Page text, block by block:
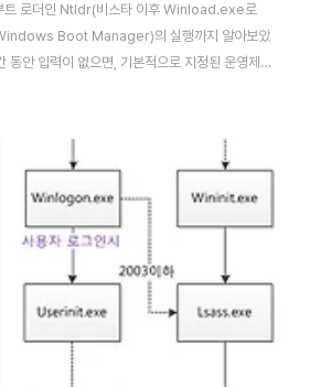
트 로더인 Ntldr(비스타 이후 Winload.exe로
Boot Manager)의 실행까지 알아보았
동안 입력이 없으면, 기본적으로 지정된 운영제
도우 커널 초기화 작업을 진행하게 된다. 이때 부
Layer) 이미지 등을 로드하고, 레지스
을 HIVE(연결) 하여
는 작업을 진행하게 된다(레지스트리에 대해서는
다룬다). 커널 초기..